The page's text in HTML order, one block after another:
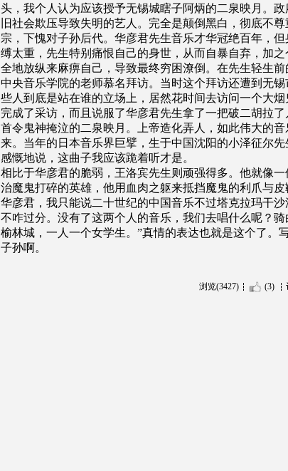
头，我个人认为应该授予无锡城瞎子阿炳的二泉映月。
旧社会欺压导致失明的艺人。完全是颠倒黑白，彻底不
宗，下愧对子孙后代。华彦君先生音乐才华冠绝百年，
缚太重，先生特别痛恨自己的身世，从而自暴自弃，加
全地放纵来麻痹自己，导致最终穷困潦倒。在先生轻生前
中央音乐学院的老师慕名拜访。当时这个拜访还遭到无
些人到底是站在谁的立场上，居然花时间去访问一个大
完成了采访，而且说服了华彦君先生拿了一把破二胡拉
首令鬼神掩泣的二泉映月。上帝造化弄人，如此伟大的
来。当年的日本音乐界巨擘，生于中国沈阳的小泽征尔
感慨地说，这曲子我应该跪着听才是。
相比于华彦君的脆弱，王洛宾先生则顽强得多。他就像
治魔鬼打碎的英雄，他用血肉之躯来抵挡魔鬼的利爪与
华彦君，我只能说二十世纪的中国音乐不过塔克拉玛干
不咋过分。没有了这两个人的音乐，我们去唱什么呢？
榆林城，一人一个女学生。”真情的表达也就是这个了。
子孙啊。
浏览(3427) (3)